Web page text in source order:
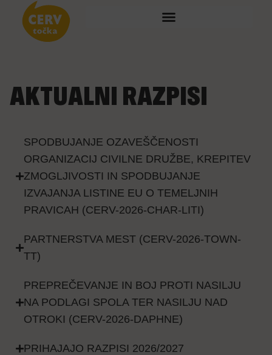
AKTUALNI RAZPISI
SPODBUJANJE OZAVEŠČENOSTI
ORGANIZACIJ CIVILNE DRUŽBE, KREPITEV
ZMOGLJIVOSTI IN SPODBUJANJE
IZVAJANJA LISTINE EU O TEMELJNIH
PRAVICAH (CERV-2026-CHAR-LITI)
PARTNERSTVA MEST (CERV-2026-TOWN-
TT)
PREPREČEVANJE IN BOJ PROTI NASILJU
NA PODLAGI SPOLA TER NASILJU NAD
OTROKI (CERV-2026-DAPHNE)
PRIHAJAJO RAZPISI 2026/2027